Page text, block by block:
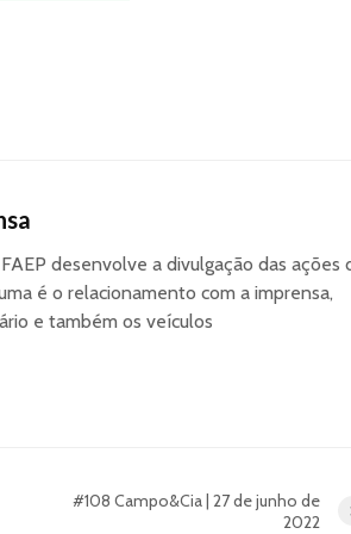
desenvolve a divulgação das ações
é o relacionamento com a imprensa,
e também os veículos
#108 Campo&Cia | 27 de junho de
2022